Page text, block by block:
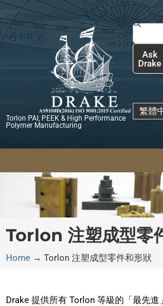
跳
至
主
Torlon PAI, PEEK & High Performance
Polymer Manufacturing
搜
尋
Ask
Drake
繁體
Torlon 注塑成型零
Home → Torlon 注塑成型零件和形狀
Drake 提供所有 Torlon 等級的「最先